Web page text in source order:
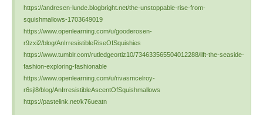
https://andresen-lunde.blogbright.net/the-unstoppable-rise-from-
squishmallows-1703649019
https://www.openlearning.com/u/gooderosen-
r9zxi2/blog/AnIrresistibleRiseOfSquishies
https://www.tumblr.com/rutledgeortiz10/734633565504012288/lift-the-seaside-
fashion-exploring-fashionable
https://www.openlearning.com/u/rivasmcelroy-
r6sjl8/blog/AnIrresistibleAscentOfSquishmallows
https://pastelink.net/k76ueatn